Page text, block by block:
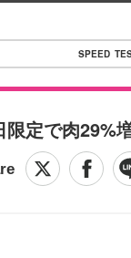
SPEED
定で肉29%